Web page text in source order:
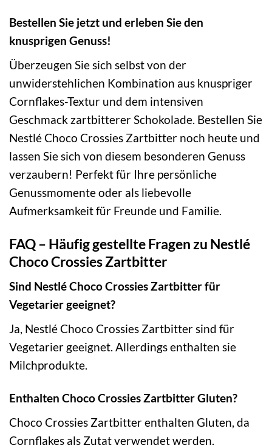
Bestellen Sie jetzt und erleben Sie den
knusprigen Genuss!
Überzeugen Sie sich selbst von der
unwiderstehlichen Kombination aus knuspriger
Cornflakes-Textur und dem intensiven
Geschmack zartbitterer Schokolade. Bestellen Sie
Nestlé Choco Crossies Zartbitter noch heute und
lassen Sie sich von diesem besonderen Genuss
verzaubern! Perfekt für Ihre persönliche
Genussmomente oder als liebevolle
Aufmerksamkeit für Freunde und Familie.
FAQ – Häufig gestellte Fragen zu Nestlé
Choco Crossies Zartbitter
Sind Nestlé Choco Crossies Zartbitter für
Vegetarier geeignet?
Ja, Nestlé Choco Crossies Zartbitter sind für
Vegetarier geeignet. Allerdings enthalten sie
Milchprodukte.
Enthalten Choco Crossies Zartbitter Gluten?
Choco Crossies Zartbitter enthalten Gluten, da
Cornflakes als Zutat verwendet werden.